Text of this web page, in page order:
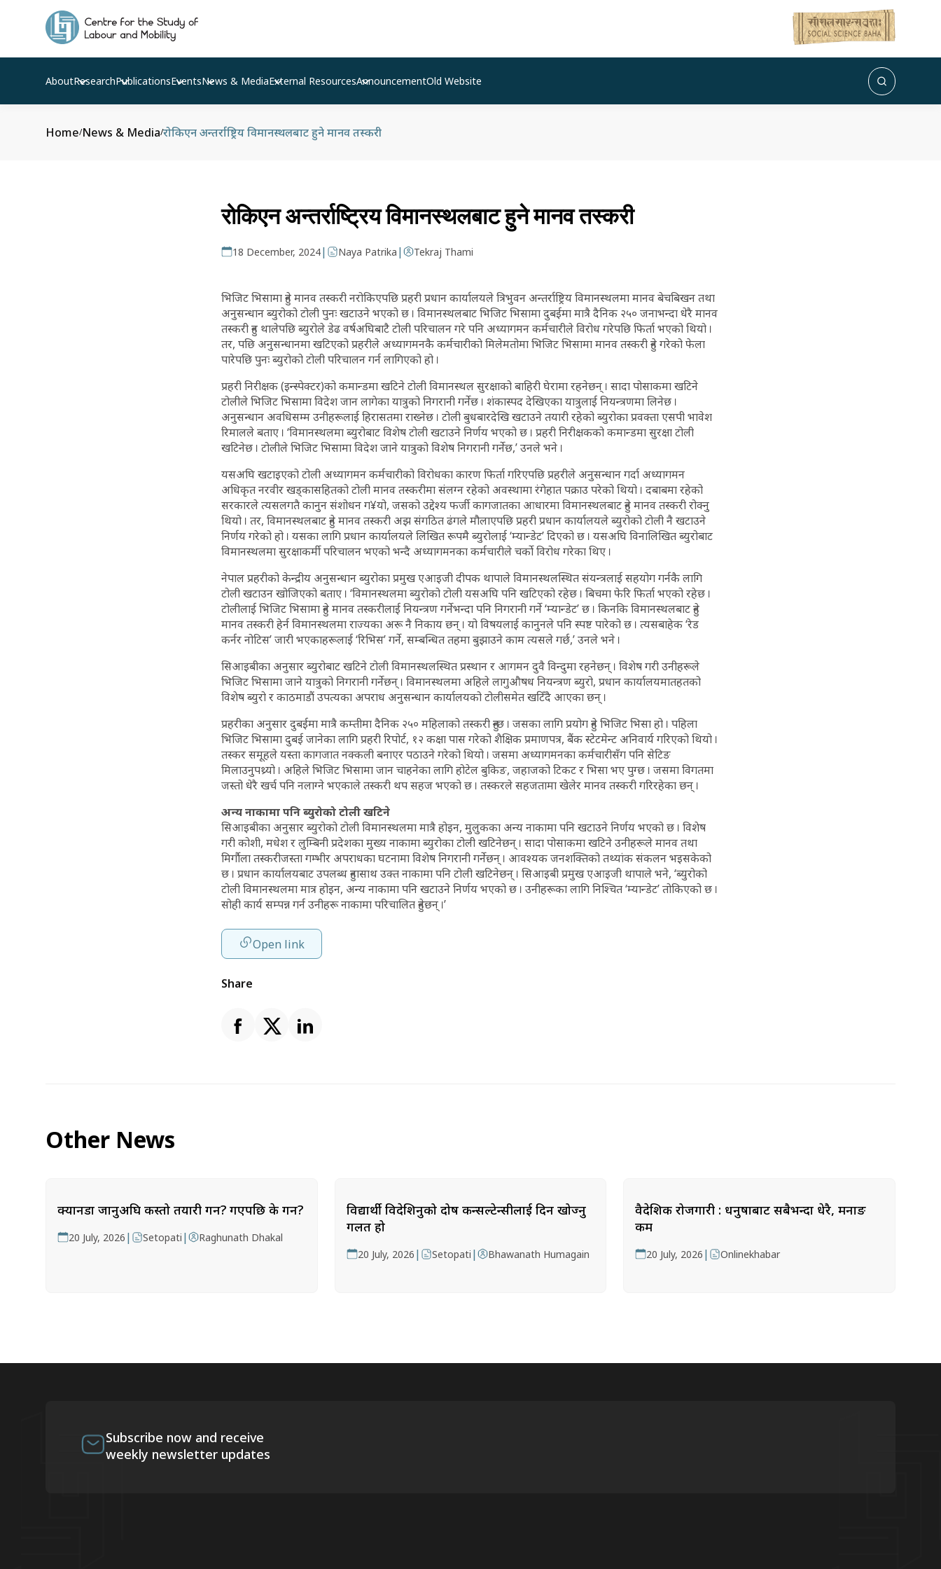
AboutResearchPublicationsEventsNews & MediaExternal ResourcesAnnouncementOld Website
Home/News & Media/रोकिएन अन्तर्राष्ट्रिय विमानस्थलबाट हुने मानव तस्करी
रोकिएन अन्तर्राष्ट्रिय विमानस्थलबाट हुने मानव तस्करी
18 December, 2024| Naya Patrika | Tekraj Thami
भिजिट भिसामा हुने मानव तस्करी नरोकिएपछि प्रहरी प्रधान कार्यालयले त्रिभुवन अन्तर्राष्ट्रिय विमानस्थलमा मानव बेचबिखन तथा
अनुसन्धान ब्युरोको टोली पुनः खटाउने भएको छ । विमानस्थलबाट भिजिट भिसामा दुबईमा मात्रै दैनिक २५० जनाभन्दा धेरै मानव
तस्करी हुन थालेपछि ब्युरोले डेढ वर्षअघिबाटै टोली परिचालन गरे पनि अध्यागमन कर्मचारीले विरोध गरेपछि फिर्ता भएको थियो ।
तर, पछि अनुसन्धानमा खटिएको प्रहरीले अध्यागमनकै कर्मचारीको मिलेमतोमा भिजिट भिसामा मानव तस्करी हुने गरेको फेला
पारेपछि पुनः ब्युरोको टोली परिचालन गर्न लागिएको हो ।
प्रहरी निरीक्षक (इन्स्पेक्टर)को कमान्डमा खटिने टोली विमानस्थल सुरक्षाको बाहिरी घेरामा रहनेछन् । सादा पोसाकमा खटिने
टोलीले भिजिट भिसामा विदेश जान लागेका यात्रुको निगरानी गर्नेछ । शंकास्पद देखिएका यात्रुलाई नियन्त्रणमा लिनेछ ।
अनुसन्धान अवधिसम्म उनीहरूलाई हिरासतमा राख्नेछ । टोली बुधबारदेखि खटाउने तयारी रहेको ब्युरोका प्रवक्ता एसपी भावेश
रिमालले बताए । ‘विमानस्थलमा ब्युरोबाट विशेष टोली खटाउने निर्णय भएको छ । प्रहरी निरीक्षकको कमान्डमा सुरक्षा टोली
खटिनेछ । टोलीले भिजिट भिसामा विदेश जाने यात्रुको विशेष निगरानी गर्नेछ,’ उनले भने ।
यसअघि खटाइएको टोली अध्यागमन कर्मचारीको विरोधका कारण फिर्ता गरिएपछि प्रहरीले अनुसन्धान गर्दा अध्यागमन
अधिकृत नरवीर खड्कासहितको टोली मानव तस्करीमा संलग्न रहेको अवस्थामा रंगेहात पक्राउ परेको थियो । दबाबमा रहेको
सरकारले त्यसलगतै कानुन संशोधन ग¥यो, जसको उद्देश्य फर्जी कागजातका आधारमा विमानस्थलबाट हुने मानव तस्करी रोक्नु
थियो । तर, विमानस्थलबाट हुने मानव तस्करी अझ संगठित ढंगले मौलाएपछि प्रहरी प्रधान कार्यालयले ब्युरोको टोली नै खटाउने
निर्णय गरेको हो । यसका लागि प्रधान कार्यालयले लिखित रूपमै ब्युरोलाई ‘म्यान्डेट’ दिएको छ । यसअघि विनालिखित ब्युरोबाट
विमानस्थलमा सुरक्षाकर्मी परिचालन भएको भन्दै अध्यागमनका कर्मचारीले चर्को विरोध गरेका थिए ।
नेपाल प्रहरीको केन्द्रीय अनुसन्धान ब्युरोका प्रमुख एआइजी दीपक थापाले विमानस्थलस्थित संयन्त्रलाई सहयोग गर्नकै लागि
टोली खटाउन खोजिएको बताए । ‘विमानस्थलमा ब्युरोको टोली यसअघि पनि खटिएको रहेछ । बिचमा फेरि फिर्ता भएको रहेछ ।
टोलीलाई भिजिट भिसामा हुने मानव तस्करीलाई नियन्त्रण गर्नेभन्दा पनि निगरानी गर्ने ‘म्यान्डेट’ छ । किनकि विमानस्थलबाट हुने
मानव तस्करी हेर्न विमानस्थलमा राज्यका अरू नै निकाय छन् । यो विषयलाई कानुनले पनि स्पष्ट पारेको छ । त्यसबाहेक ‘रेड
कर्नर नोटिस’ जारी भएकाहरूलाई ‘रिभिस’ गर्ने, सम्बन्धित तहमा बुझाउने काम त्यसले गर्छ,’ उनले भने ।
सिआइबीका अनुसार ब्युरोबाट खटिने टोली विमानस्थलस्थित प्रस्थान र आगमन दुवै विन्दुमा रहनेछन् । विशेष गरी उनीहरूले
भिजिट भिसामा जाने यात्रुको निगरानी गर्नेछन् । विमानस्थलमा अहिले लागुऔषध नियन्त्रण ब्युरो, प्रधान कार्यालयमातहतको
विशेष ब्युरो र काठमाडौं उपत्यका अपराध अनुसन्धान कार्यालयको टोलीसमेत खटिँदै आएका छन् ।
प्रहरीका अनुसार दुबईमा मात्रै कम्तीमा दैनिक २५० महिलाको तस्करी हुन्छ । जसका लागि प्रयोग हुने भिजिट भिसा हो । पहिला
भिजिट भिसामा दुबई जानेका लागि प्रहरी रिपोर्ट, १२ कक्षा पास गरेको शैक्षिक प्रमाणपत्र, बैंक स्टेटमेन्ट अनिवार्य गरिएको थियो ।
तस्कर समूहले यस्ता कागजात नक्कली बनाएर पठाउने गरेको थियो । जसमा अध्यागमनका कर्मचारीसँग पनि सेटिङ
मिलाउनुपथ्र्यो । अहिले भिजिट भिसामा जान चाहनेका लागि होटेल बुकिङ, जहाजको टिकट र भिसा भए पुग्छ । जसमा विगतमा
जस्तो धेरै खर्च पनि नलाग्ने भएकाले तस्करी थप सहज भएको छ । तस्करले सहजतामा खेलेर मानव तस्करी गरिरहेका छन् ।
अन्य नाकामा पनि ब्युरोको टोली खटिने
सिआइबीका अनुसार ब्युरोको टोली विमानस्थलमा मात्रै होइन, मुलुकका अन्य नाकामा पनि खटाउने निर्णय भएको छ । विशेष
गरी कोशी, मधेश र लुम्बिनी प्रदेशका मुख्य नाकामा ब्युरोका टोली खटिनेछन् । सादा पोसाकमा खटिने उनीहरूले मानव तथा
मिर्गौला तस्करीजस्ता गम्भीर अपराधका घटनामा विशेष निगरानी गर्नेछन् । आवश्यक जनशक्तिको तथ्यांक संकलन भइसकेको
छ । प्रधान कार्यालयबाट उपलब्ध हुनासाथ उक्त नाकामा पनि टोली खटिनेछन् । सिआइबी प्रमुख एआइजी थापाले भने, ‘ब्युरोको
टोली विमानस्थलमा मात्र होइन, अन्य नाकामा पनि खटाउने निर्णय भएको छ । उनीहरूका लागि निश्चित ‘म्यान्डेट’ तोकिएको छ ।
सोही कार्य सम्पन्न गर्न उनीहरू नाकामा परिचालित हुनेछन् ।’
Open link
Share
Other News
क्यानडा जानुअघि कस्तो तयारी गर्ने? गएपछि के गर्ने?
20 July, 2026 | Setopati | Raghunath Dhakal
विद्यार्थी विदेशिनुको दोष कन्सल्टेन्सीलाई दिन खोज्नु
गलत हो
20 July, 2026 | Setopati | Bhawanath Humagain
वैदेशिक रोजगारी : धनुषाबाट सबैभन्दा धेरै, मनाङ
कम
20 July, 2026 | Onlinekhabar
Subscribe now and receive
weekly newsletter updates